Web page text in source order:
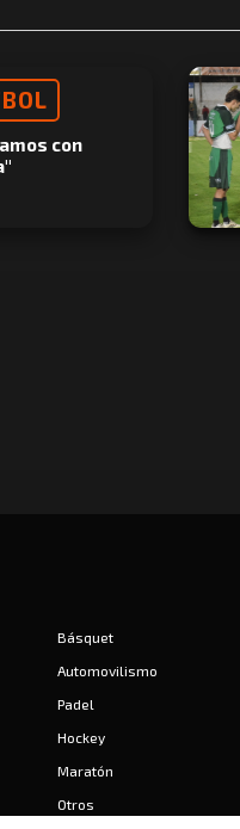
con
Básquet
Automovilismo
Padel
Hockey
Maratón
Otros